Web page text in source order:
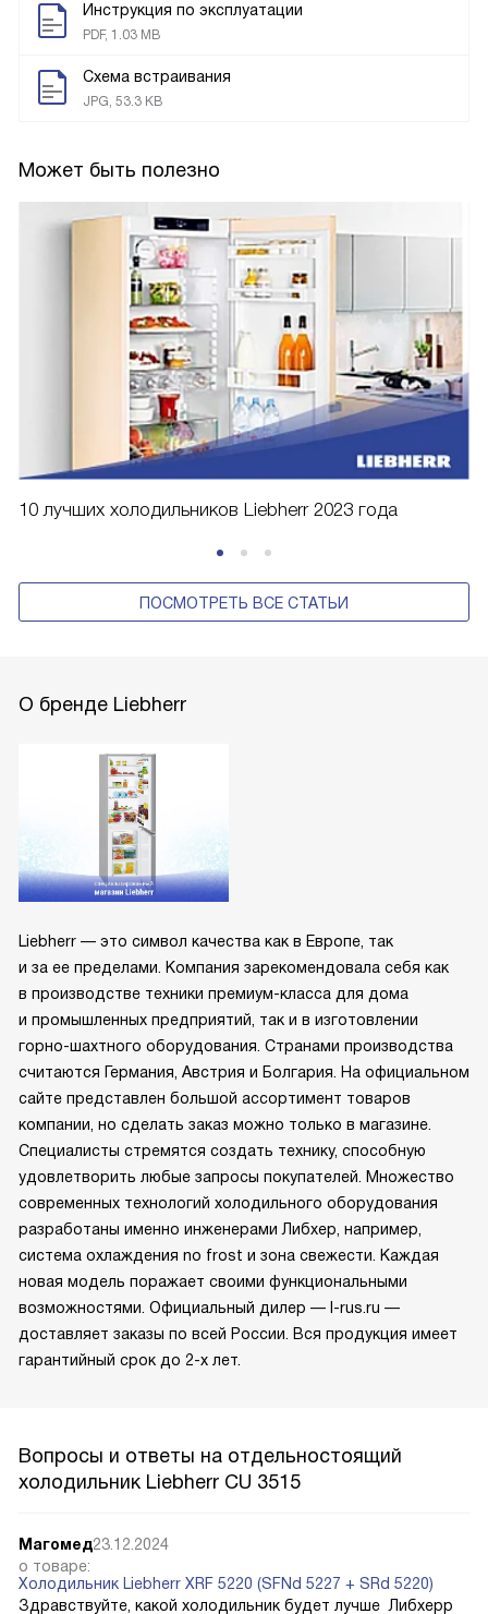
Инструкция по эксплуатации
PDF, 1.03 MB
Схема встраивания
JPG, 53.3 KB
Может быть полезно
10 лучших холодильников Liebherr 2023 года
ПОСМОТРЕТЬ ВСЕ СТАТЬИ
О бренде Liebherr
Liebherr — это символ качества как в Европе, так
и за ее пределами. Компания зарекомендовала себя как
в производстве техники премиум-класса для дома
и промышленных предприятий, так и в изготовлении
горно-шахтного оборудования. Странами производства
считаются Германия, Австрия и Болгария. На официальном
сайте представлен большой ассортимент товаров
компании, но сделать заказ можно только в магазине.
Специалисты стремятся создать технику, способную
удовлетворить любые запросы покупателей. Множество
современных технологий холодильного оборудования
разработаны именно инженерами Либхер, например,
система охлаждения no frost и зона свежести. Каждая
новая модель поражает своими функциональными
возможностями. Официальный дилер — l-rus.ru —
доставляет заказы по всей России. Вся продукция имеет
гарантийный срок до 2-х лет.
Вопросы и ответы на отдельностоящий
холодильник Liebherr CU 3515
Магомед23.12.2024
о товаре:
Холодильник Liebherr XRF 5220 (SFNd 5227 + SRd 5220)
Здравствуйте, какой холодильник будет лучше Либхерр